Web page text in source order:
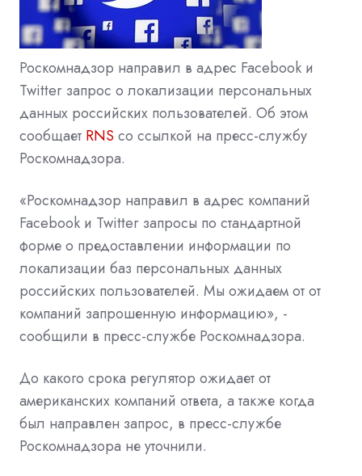
Роскомнадзор направил в адрес Facebook и
Twitter запрос о локализации персональных
данных российских пользователей. Об этом
сообщает RNSсо ссылкой на пресс-службу
Роскомнадзора.
«Роскомнадзор направил в адрес компаний
Facebook и Twitter запросы по стандартной
форме о предоставлении информации по
локализации баз персональных данных
российских пользователей. Мы ожидаем от от
компаний запрошенную информацию», -
сообщили в пресс-службе Роскомнадзора.
До какого срока регулятор ожидает от
американских компаний ответа, а также когда
был направлен запрос, в пресс-службе
Роскомнадзора не уточнили.